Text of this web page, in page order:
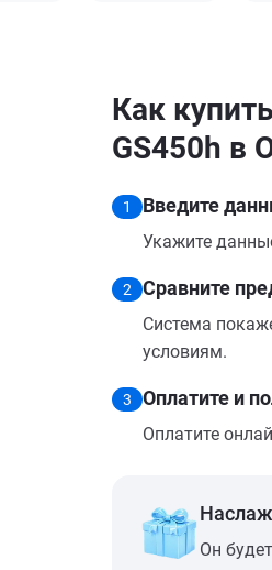
Как
GS450h в
1 Введите
Укажите
2 Сравните
Система
условиям.
3 Оплатите и
Оплатите
Он